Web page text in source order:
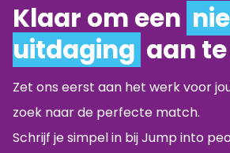
Klaar om een
uitdaging aan
Zet ons eerst aan het werk voor
zoek naar de perfecte match.
Schrijf je simpel in bij Jump into